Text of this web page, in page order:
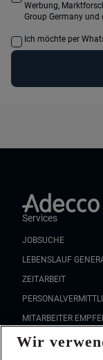
Werbung,
Group Germany und
Ich möchte per
Services
JOBSUCHE
LEBENSLAUF
ZEITARBEIT
MITARBEITER
FAQ
Wir stellen ein!
Wir